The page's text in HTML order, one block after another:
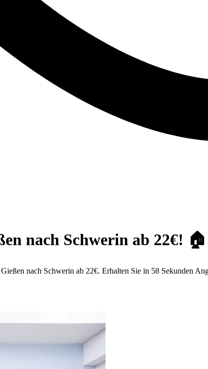
nach Schwerin ab 22€! 🏠
nach Schwerin ab 22€. Erhalten Sie in 58 Sekunden